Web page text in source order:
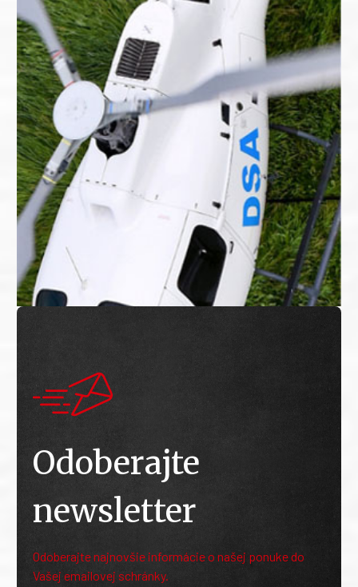
Odoberajte
newsletter
Odoberajte najnovšie informácie o našej ponuke do
Vašej emailovej schránky.